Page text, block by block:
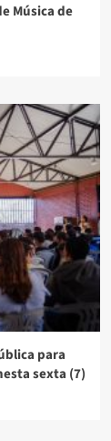
Música de
para
sexta (7)